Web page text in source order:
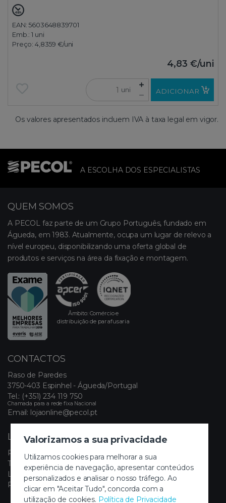
Valorizamos a sua privacidade
Utilizamos cookies para melhorar a sua
experiência de navegação, apresentar conteúdos
personalizados e analisar o nosso tráfego. Ao
clicar em "Aceitar Tudo", concorda com a
utilização de cookies. Política de Privacidade
EAN: 5603648839701
Emb.:1 uni
Preço: 4,8359 €/uni
4,83 €/uni
uni ADICIONAR
Os valores apresentados incluem IVA à taxa legal em vigor.
A ESCOLHA DOS ESPECIALISTAS
QUEM SOMOS
A PECOL faz parte de um Grupo Português, fundado em
Águeda, em 1983. Atualmente, ocupa um lugar de relevo a
nível europeu, disponibilizando uma oferta global de
produtos e serviços na área da fixação e montagem.
Âmbito: Comércio e
distribuição de parafusaria
CONTACTOS
Raso de Paredes
3750-403 Espinhel - Águeda/Portugal
Tel.: (+351) 234 119 750
Chamada para a rede fixa Nacional
Email: lojaonline@pecol.pt
LINKS ÚTEIS
Política de Privacidade
Termos e Condições
Livro de Reclamações Eletrónico
Painel de Cookies